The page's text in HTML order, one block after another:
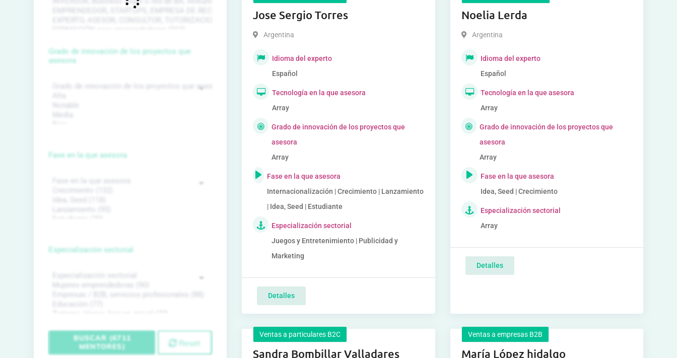
Jose Sergio Torres
Argentina
Idioma del experto
Español
Tecnología en la que asesora
Array
Grado de innovación de los proyectos que
asesora
Array
Fase en la que asesora
Internacionalización | Crecimiento | Lanzamiento
| Idea, Seed | Estudiante
Especialización sectorial
Juegos y Entretenimiento | Publicidad y
Marketing
Detalles
Noelia Lerda
Argentina
Idioma del experto
Español
Tecnología en la que asesora
Array
Grado de innovación de los proyectos que
asesora
Array
Fase en la que asesora
Idea, Seed | Crecimiento
Especialización sectorial
Array
Detalles
Ventas a particulares B2C
Sandra Bombillar Valladares
Ventas a empresas B2B
María López hidalgo
Grado de innovación de los proyectos que
asesora
Fase en la que asesora
Especialización sectorial
BUSCAR (6711
MENTORES)
Reset